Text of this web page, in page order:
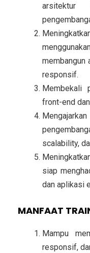
arsitektur
membangun
responsif.
Membekali
front-end
scalability,
siap
dan aplikasi
MANFAAT
Mampu
responsif,